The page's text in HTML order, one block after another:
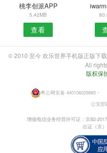
桃李创派APP
5.42MB
查看
© 2010 至今 欢乐世界手机版正版下
All
版权保
粤公网安备 440106029885・
公安部
增值电信业务经营许可证：京B2-
出证（京